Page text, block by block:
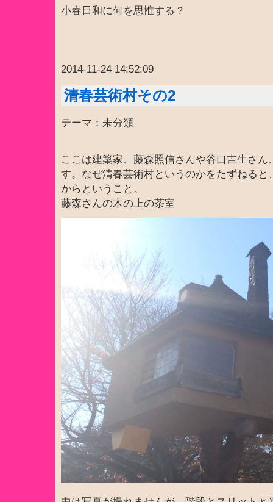
小春日和に何を思惟する？
2014-11-24 14:52:09
清春芸術村その2
テーマ：未分類
ここは建築家、藤森照信さんや谷口吉生さ
す。なぜ清春芸術村というのかをたずねる
からということ。
藤森さんの木の上の茶室